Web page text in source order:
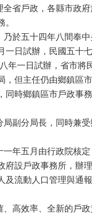
省戶政，各縣市政府
於五十四年八間奉
一日試辦，民國五十
年一日試辦，省市將
但主任仍由鄉鎮區
時鄉鎮區市戶政事
副分局長，同時兼受
年五月由行政院核
府設戶政事務所，辦
流動人口管理與通報
高效率、全新的戶政